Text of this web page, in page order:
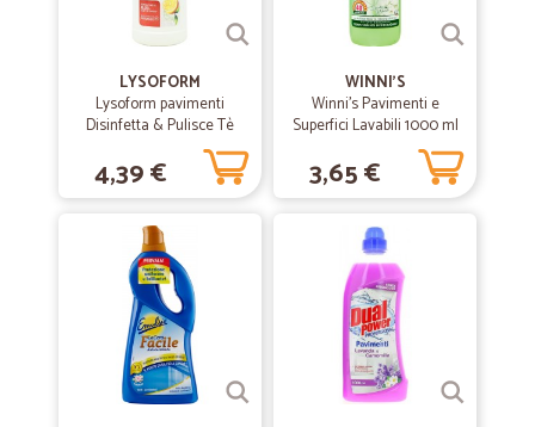
LYSOFORM
Lysoform pavimenti
Disinfetta & Pulisce Tè
Verde 1100 ml
4,39 €
WINNI'S
Winni's Pavimenti e
Superfici Lavabili 1000 ml
3,65 €